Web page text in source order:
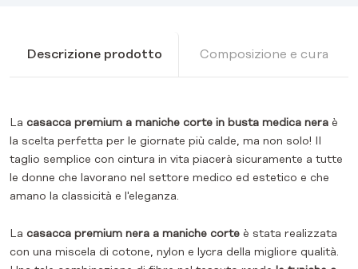
Descrizione prodotto Composizione e cura
La casacca premium a maniche corte in busta medica nera è
la scelta perfetta per le giornate più calde, ma non solo! Il
taglio semplice con cintura in vita piacerà sicuramente a tutte
le donne che lavorano nel settore medico ed estetico e che
amano la classicità e l'eleganza.
La casacca premium nera a maniche corte è stata realizzata
con una miscela di cotone, nylon e lycra della migliore qualità.